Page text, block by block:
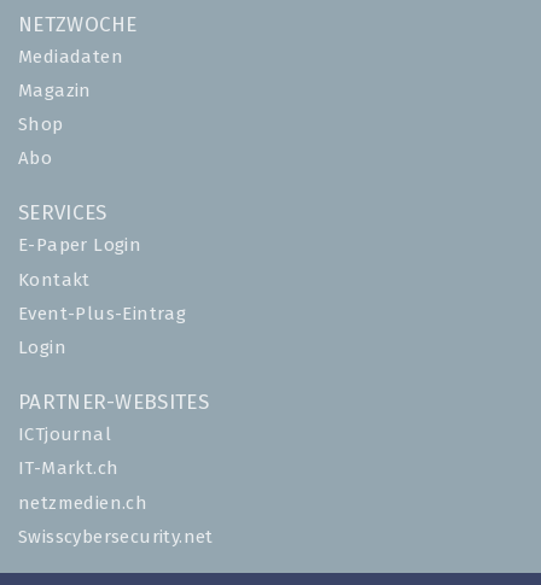
NETZWOCHE
Mediadaten
Magazin
Shop
Abo
SERVICES
E-Paper Login
Kontakt
Event-Plus-Eintrag
Login
PARTNER-WEBSITES
ICTjournal
IT-Markt.ch
netzmedien.ch
Swisscybersecurity.net